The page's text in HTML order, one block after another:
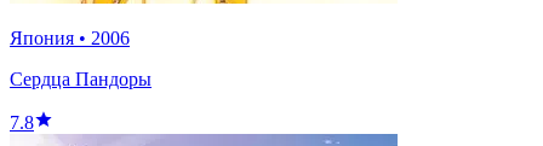
Япония • 2006
Сердца Пандоры
7.8